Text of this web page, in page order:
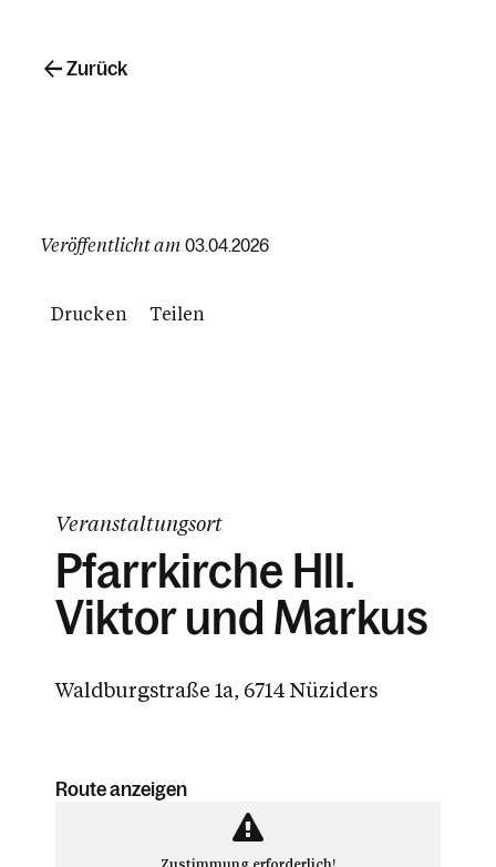
Veröffentlicht am 03.04.2026
Drucken Teilen
Zurück
Veranstaltungsort
Pfarrkirche Hll.
Viktor und Markus
Waldburgstraße 1a, 6714 Nüziders
Route anzeigen
Zustimmung erforderlich!